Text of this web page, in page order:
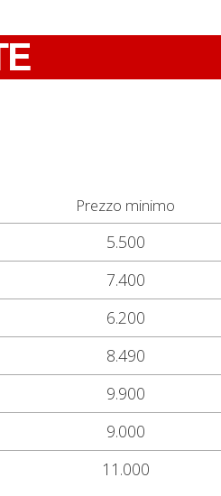
Prezzo minimo
5.500
7.400
6.200
8.490
9.900
9.000
11.000